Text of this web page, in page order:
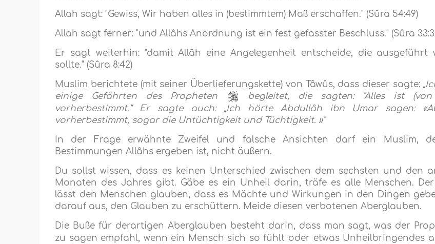
Allah sagt: "Gewiss, Wir haben alles in (bestimmtem) Maß erschaffen." (Sûra 54:49)
Allah sagt ferner: "und Allâhs Anordnung ist ein fest gefasster Beschluss." (Sûra
Er sagt weiterhin: "damit Allâh eine Angelegenheit entscheide, die ausgeführt
sollte." (Sûra 8:42)
Muslim berichtete (mit seiner Überlieferungskette) von Tâwûs, dass dieser sagte:
einige Gefährten des Propheten
begleitet, die sagten:
"Alles ist
vorherbestimmt.“ Er sagte auch: „Ich hörte Abdullâh ibn Umar sagen:
vorherbestimmt, sogar die Untüchtigkeit und Tüchtigkeit. »"
In der Frage erwähnte Zweifel und falsche Ansichten darf ein Muslim,
Bestimmungen Allâhs ergeben ist, nicht äußern.
Du sollst wissen, dass es keinen Unterschied zwischen dem sechsten und den
Monaten des Jahres gibt. Gäbe es ein Unheil darin, träfe es alle Menschen.
lässt den Menschen glauben, dass es Mächte und Wirkungen in den Dingen
darauf aus, den Glauben zu erschüttern. Meide diesen verbotenen Aberglauben.
Die Buße für derartigen Aberglauben besteht darin, dass man sagt, was der
zu sagen empfahl, wenn ein Mensch sich so fühlt oder etwas Unheilbringendes